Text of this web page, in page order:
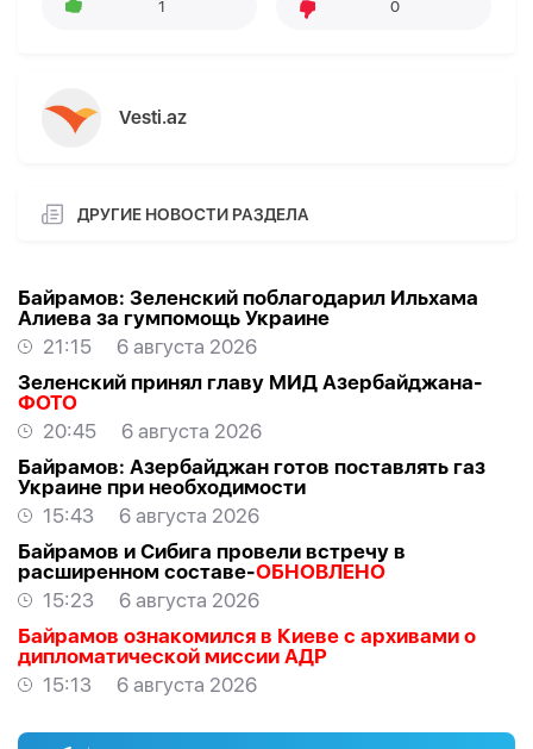
1 0
Vesti.az
ДРУГИЕ НОВОСТИ РАЗДЕЛА
Байрамов: Зеленский поблагодарил Ильхама
Алиева за гумпомощь Украине
21:15
6 августа 2026
Зеленский принял главу МИД Азербайджана-
ФОТО
20:45
6 августа 2026
Байрамов: Азербайджан готов поставлять газ
Украине при необходимости
15:43
6 августа 2026
Байрамов и Сибига провели встречу в
расширенном составе-ОБНОВЛЕНО
15:23
6 августа 2026
Байрамов ознакомился в Киеве с архивами о
дипломатической миссии АДР
15:13
6 августа 2026